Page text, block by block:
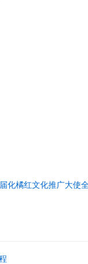
化橘红文化推广大使